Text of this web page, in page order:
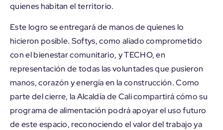
quienes habitan el territorio.
Este logro se entregará de manos de quienes lo
hicieron posible. Softys, como aliado comprometido
con el bienestar comunitario, y TECHO, en
representación de todas las voluntades que pusieron
manos, corazón y energía en la construcción. Como
parte del cierre, la Alcaldía de Cali compartirá cómo su
programa de alimentación podrá apoyar el uso futuro
de este espacio, reconociendo el valor del trabajo ya